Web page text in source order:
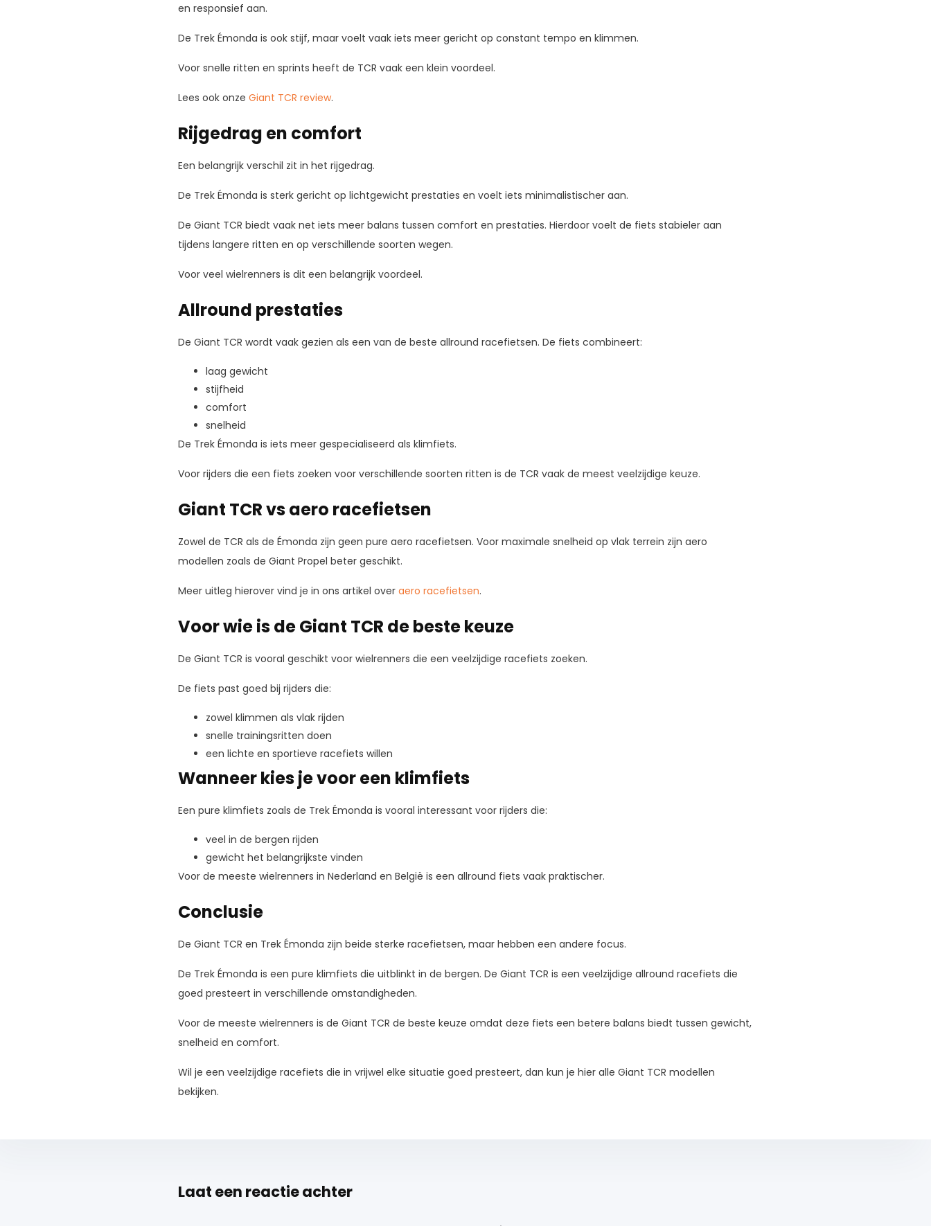
en responsief aan.
De Trek Émonda is ook stijf, maar voelt vaak iets meer gericht op constant tempo en klimmen.
Voor snelle ritten en sprints heeft de TCR vaak een klein voordeel.
Lees ook onzeGiant TCR review.
Rijgedrag en comfort
Een belangrijk verschil zit in het rijgedrag.
De Trek Émonda is sterk gericht op lichtgewicht prestaties en voelt iets minimalistischer aan.
De Giant TCR biedt vaak net iets meer balans tussen comfort en prestaties. Hierdoor voelt de fiets stabieler aan
tijdens langere ritten en op verschillende soorten wegen.
Voor veel wielrenners is dit een belangrijk voordeel.
Allround prestaties
De Giant TCR wordt vaak gezien als een van de beste allround racefietsen. De fiets combineert:
laag gewicht
stijfheid
comfort
snelheid
De Trek Émonda is iets meer gespecialiseerd als klimfiets.
Voor rijders die een fiets zoeken voor verschillende soorten ritten is de TCR vaak de meest veelzijdige keuze.
Giant TCR vs aero racefietsen
Zowel de TCR als de Émonda zijn geen pure aero racefietsen. Voor maximale snelheid op vlak terrein zijn aero
modellen zoals de Giant Propel beter geschikt.
Meer uitleg hierover vind je in ons artikel overaero racefietsen.
Voor wie is de Giant TCR de beste keuze
De Giant TCR is vooral geschikt voor wielrenners die een veelzijdige racefiets zoeken.
De fiets past goed bij rijders die:
zowel klimmen als vlak rijden
snelle trainingsritten doen
een lichte en sportieve racefiets willen
Wanneer kies je voor een klimfiets
Een pure klimfiets zoals de Trek Émonda is vooral interessant voor rijders die:
veel in de bergen rijden
gewicht het belangrijkste vinden
Voor de meeste wielrenners in Nederland en België is een allround fiets vaak praktischer.
Conclusie
De Giant TCR en Trek Émonda zijn beide sterke racefietsen, maar hebben een andere focus.
De Trek Émonda is een pure klimfiets die uitblinkt in de bergen. De Giant TCR is een veelzijdige allround racefiets die
goed presteert in verschillende omstandigheden.
Voor de meeste wielrenners is de Giant TCR de beste keuze omdat deze fiets een betere balans biedt tussen gewicht,
snelheid en comfort.
Wil je een veelzijdige racefiets die in vrijwel elke situatie goed presteert, dan kun je hier alle Giant TCR modellen
bekijken.
Laat een reactie achter